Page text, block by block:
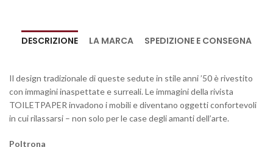
DESCRIZIONE LA MARCA SPEDIZIONE E CONSEGNA
Il design tradizionale di queste sedute in stile anni ’50 è rivestito
con immagini inaspettate e surreali. Le immagini della rivista
TOILETPAPER invadono i mobili e diventano oggetti confortevoli
in cui rilassarsi – non solo per le case degli amanti dell’arte.
Poltrona